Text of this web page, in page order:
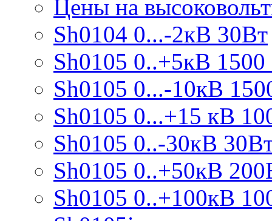
Цены на
Sh0104 0...-2кВ 30Вт
Sh0105 0..+5кВ
Sh0105 0...-10кВ
Sh0105 0...+15 кВ
Sh0105 0..-30кВ
Sh0105 0..+50кВ
Sh0105 0..+100кВ